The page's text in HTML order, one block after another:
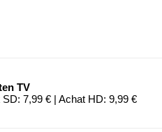
TV
SD: 7,99 € | Achat HD: 9,99 €